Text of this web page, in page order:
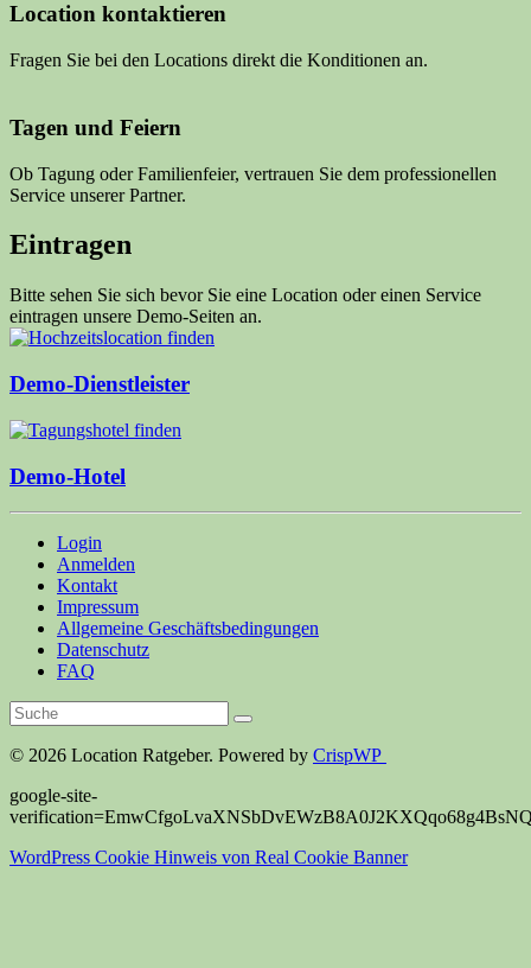
Location kontaktieren
Fragen Sie bei den Locations direkt die Konditionen an.
Tagen und Feiern
Ob Tagung oder Familienfeier, vertrauen Sie dem professionellen
Service unserer Partner.
Eintragen
Bitte sehen Sie sich bevor Sie eine Location oder einen Service
eintragen unsere Demo-Seiten an.
Demo-Dienstleister
Demo-Hotel
Login
Anmelden
Kontakt
Impressum
Allgemeine Geschäftsbedingungen
Datenschutz
FAQ
© 2026 Location Ratgeber. Powered by CrispWP
google-site-
WordPress Cookie Hinweis von Real Cookie Banner